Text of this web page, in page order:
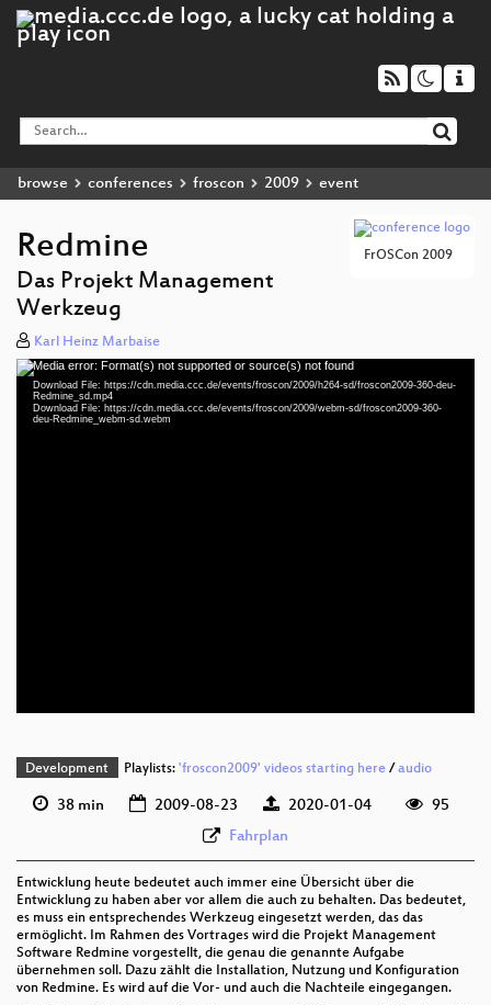
browse conferences froscon 2009 event
FrOSCon 2009
Redmine
Das Projekt Management
Werkzeug
Karl Heinz Marbaise
Video
Player
Media error: Format(s) not supported or source(s) not found
Download File: https://cdn.media.ccc.de/events/froscon/2009/h264-sd/froscon2009-360-deu-
Redmine_sd.mp4
Download File: https://cdn.media.ccc.de/events/froscon/2009/webm-sd/froscon2009-360-
deu-Redmine_webm-sd.webm
Development Playlists: 'froscon2009' videos starting here/ audio
38 min 2009-08-23 2020-01-04
95
Fahrplan
Entwicklung heute bedeutet auch immer eine Übersicht über die
Entwicklung zu haben aber vor allem die auch zu behalten. Das bedeutet,
es muss ein entsprechendes Werkzeug eingesetzt werden, das das
ermöglicht. Im Rahmen des Vortrages wird die Projekt Management
Software Redmine vorgestellt, die genau die genannte Aufgabe
übernehmen soll. Dazu zählt die Installation, Nutzung und Konfiguration
von Redmine. Es wird auf die Vor- und auch die Nachteile eingegangen.